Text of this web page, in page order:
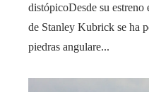
distópicoDesde su estreno
de Stanley Kubrick se ha
piedras angulare...